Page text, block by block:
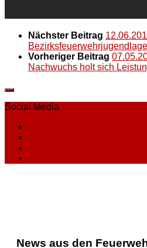
Nächster Beitrag
Vorheriger Beitrag
Nachwuchs holt sich
Social Media
News aus den